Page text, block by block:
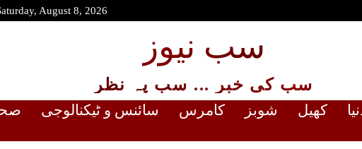
August 8, 2026
سب نیوز
سب کی خبر ... سب پہ نظر
کھیل شوبز کامرس سائنس و ٹیکنالوجی